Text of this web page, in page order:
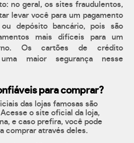
no geral, os sites fraudulentos,
levar você para um pagamento
depósito bancário, pois são
mais difíceis para um
Os cartões de crédito
uma maior segurança nesse
para comprar?
das lojas famosas são
o site oficial da loja,
e caso prefira, você pode
comprar através deles.